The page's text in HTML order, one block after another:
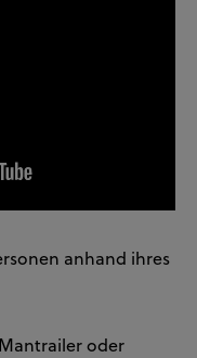
anhand ihres
oder